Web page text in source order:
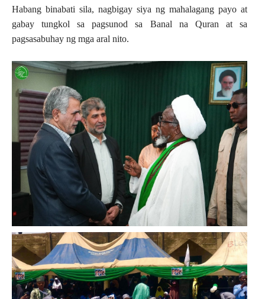
Habang binabati sila, nagbigay siya ng mahalagang payo at
gabay tungkol sa pagsunod sa Banal na Quran at sa
pagsasabuhay ng mga aral nito.